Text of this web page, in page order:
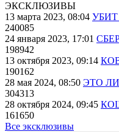
ЭКСКЛЮЗИВЫ
13 марта 2023, 08:04
240085
24 января 2023, 17:01
198942
13 октября 2023, 09:14
190162
28 мая 2024, 08:50 ЭТО
304313
28 октября 2024, 09:45
161650
Все эксклюзивы